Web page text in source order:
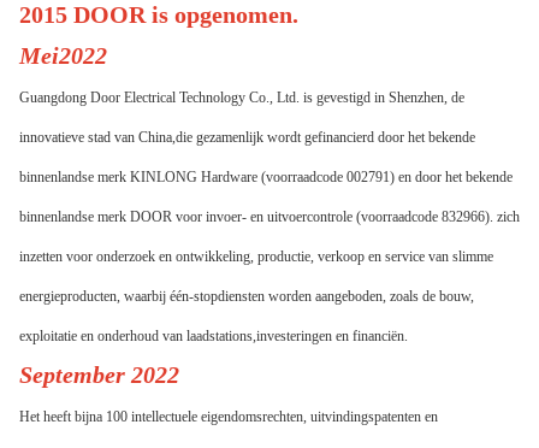
2015 DOOR is opgenomen.
Mei2022
Guangdong Door Electrical Technology Co., Ltd. is gevestigd in Shenzhen, de
innovatieve stad van China,die gezamenlijk wordt gefinancierd door het bekende
binnenlandse merk KINLONG Hardware (voorraadcode 002791) en door het bekende
binnenlandse merk DOOR voor invoer- en uitvoercontrole (voorraadcode 832966). zich
inzetten voor onderzoek en ontwikkeling, productie, verkoop en service van slimme
energieproducten, waarbij één-stopdiensten worden aangeboden, zoals de bouw,
exploitatie en onderhoud van laadstations,investeringen en financiën.
September 2022
Het heeft bijna 100 intellectuele eigendomsrechten, uitvindingspatenten en